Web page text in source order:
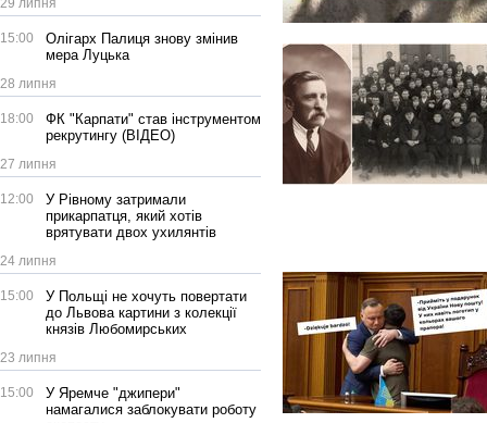
29 липня
15:00
Олігарх Палиця знову змінив
мера Луцька
28 липня
18:00
ФК "Карпати" став інструментом
рекрутингу (ВІДЕО)
27 липня
12:00
У Рівному затримали
прикарпатця, який хотів
врятувати двох ухилянтів
24 липня
15:00
У Польщі не хочуть повертати
до Львова картини з колекції
князів Любомирських
23 липня
15:00
У Яремче "джипери"
намагалися заблокувати роботу